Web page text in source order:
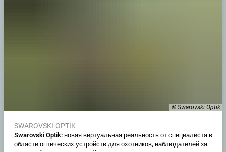
© Swarovski Optik
SWAROVSKI-OPTIK
Swarovski Optik: новая виртуальная реальность от специалиста в
области оптических устройств для охотников, наблюдателей за